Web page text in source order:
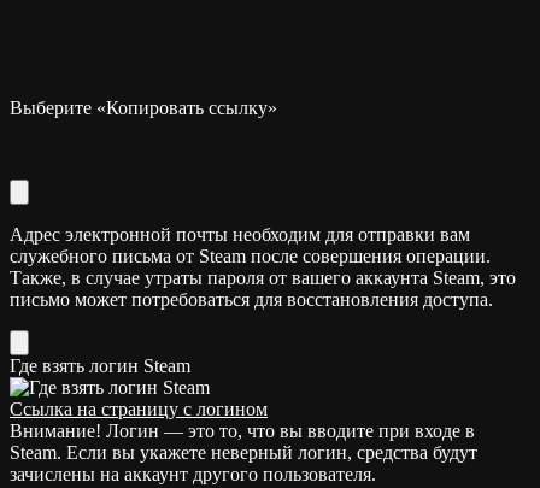
Выберите «Копировать ссылку»
Адрес электронной почты необходим для отправки вам
служебного письма от Steam после совершения операции.
Также, в случае утраты пароля от вашего аккаунта Steam, это
письмо может потребоваться для восстановления доступа.
Где взять логин Steam
Ссылка на страницу с логином
Внимание! Логин — это то, что вы вводите при входе в
Steam. Если вы укажете неверный логин, средства будут
зачислены на аккаунт другого пользователя.